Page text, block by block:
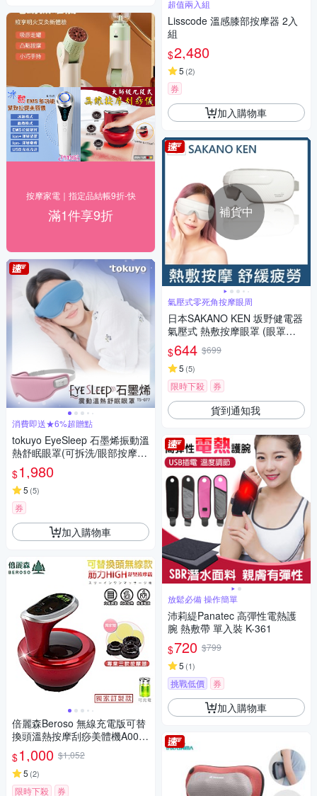
按摩家電｜指定品結帳9折-快
滿1件享9折
消費即送★6%超贈點
tokuyo EyeSleep 石墨烯振動溫
熱舒眠眼罩(可拆洗/眼部按摩)
TS-077
$1,980
5 (5)
券
加入購物車
倍麗森Beroso 無線充電版可替
換頭溫熱按摩刮痧美體機A000
21拔罐機 推拿儀 經絡儀 舒眠
小物
$1,000 $1,052
5 (2)
限時下殺 券
超值兩入組
Lisscode 溫感膝部按摩器 2入
組
$2,480
5 (2)
券
加入購物車
補貨中
氣壓式零死角按摩眼周
日本SAKANO KEN 坂野健電器
氣壓式 熱敷按摩眼罩 (眼罩熱
敷/眼部按摩/睡眠眼罩/蒸氣眼
罩)
$644 $699
5 (5)
限時下殺 券
貨到通知我
放鬆必備 操作簡單
沛莉緹Panatec 高彈性電熱護
腕 熱敷帶 單入裝 K-361
$720 $799
5 (1)
挑戰低價 券
加入購物車